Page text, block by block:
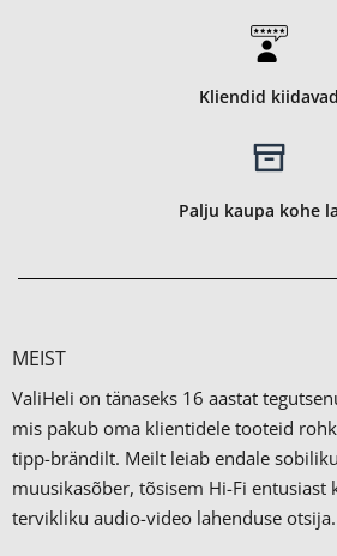
Kliendid kiidavad
Palju kaupa kohe
MEIST
ValiHeli on tänaseks 16 aastat
mis pakub oma klientidele tooteid
tipp-brändilt. Meilt leiab endale
muusikasõber, tõsisem Hi-Fi entusiast
tervikliku audio-video lahenduse